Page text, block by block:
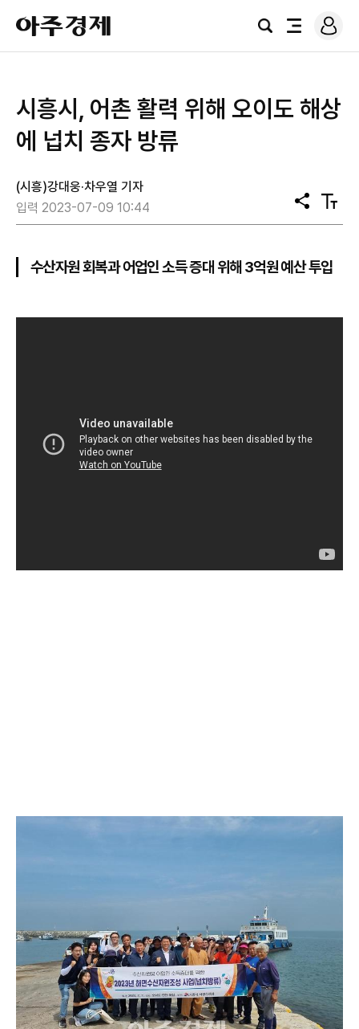
아
주
경
검
전
로
그
시흥시, 어촌 활력 위해 오이도 해상
에 넙치 종자 방류
(시흥)강대웅·차우열 기자
입력 2023-07-09 10:44
공
유
텍
스
기
수산자원 회복과 어업인 소득 증대 위해 3억원 예산 투입